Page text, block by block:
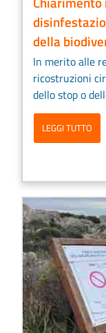
della
In merito alle
ricostruzioni
dello stop o
LEGGI TUTTO